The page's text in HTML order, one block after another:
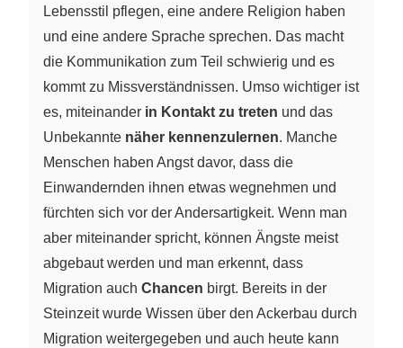
Lebensstil pflegen, eine andere Religion haben
und eine andere Sprache sprechen. Das macht
die Kommunikation zum Teil schwierig und es
kommt zu Missverständnissen. Umso wichtiger ist
es, miteinander in Kontakt zu treten und das
Unbekannte näher kennenzulernen. Manche
Menschen haben Angst davor, dass die
Einwandernden ihnen etwas wegnehmen und
fürchten sich vor der Andersartigkeit. Wenn man
aber miteinander spricht, können Ängste meist
abgebaut werden und man erkennt, dass
Migration auch Chancen birgt. Bereits in der
Steinzeit wurde Wissen über den Ackerbau durch
Migration weitergegeben und auch heute kann